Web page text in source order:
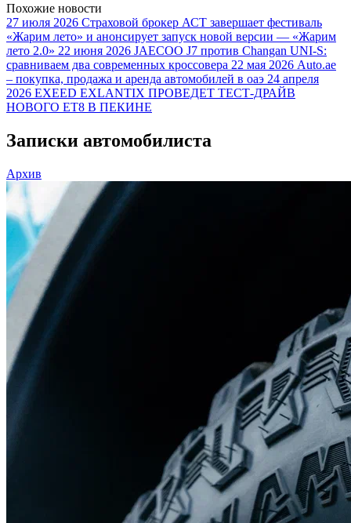
Похожие новости
27 июля 2026 Страховой брокер АСТ завершает фестиваль
«Жарим лето» и анонсирует запуск новой версии — «Жарим
лето 2.0» 22 июня 2026 JAECOO J7 против Changan UNI-S:
сравниваем два современных кроссовера 22 мая 2026 Auto.ae
– покупка, продажа и аренда автомобилей в оаэ 24 апреля
2026 EXEED EXLANTIX ПРОВЕДЕТ ТЕСТ-ДРАЙВ
НОВОГО ET8 В ПЕКИНЕ
Записки автомобилиста
Архив